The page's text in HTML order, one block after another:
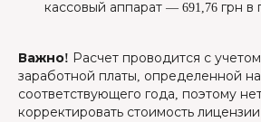
кассовый аппарат — 691,76 грн в
Важно! Расчет проводится с
заработной платы, определенной на
соответствующего года, поэтому
корректировать стоимость